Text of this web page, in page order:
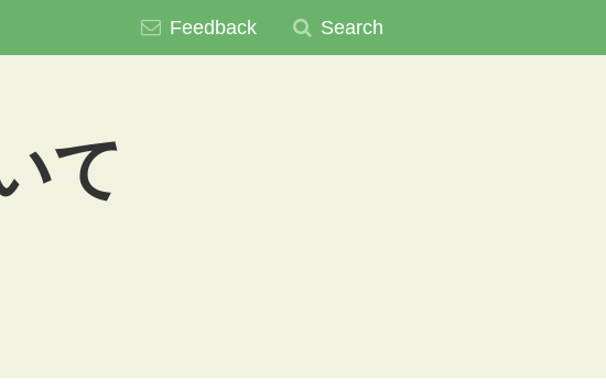
Feedback Search
て